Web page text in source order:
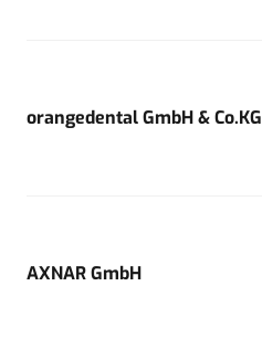
orangedental GmbH & Co.KG
AXNAR GmbH